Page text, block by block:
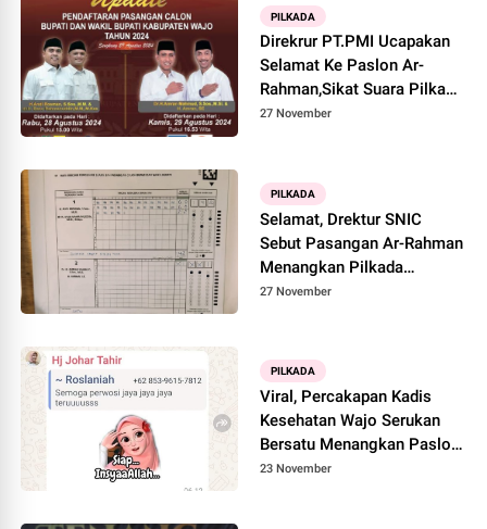
PILKADA
Direkrur PT.PMI Ucapakan
Selamat Ke Paslon Ar-
Rahman,Sikat Suara Pilkada
Wajo Diatas 60%
27 November
PILKADA
Selamat, Drektur SNIC
Sebut Pasangan Ar-Rahman
Menangkan Pilkada
Wajo,Akhirnya Incumbent
27 November
PILKADA
Viral, Percakapan Kadis
Kesehatan Wajo Serukan
Bersatu Menangkan Paslon
Pammase, Bawaslu Kesan
23 November